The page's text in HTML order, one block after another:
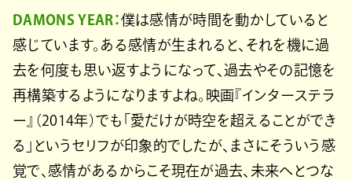
DAMONS YEAR：僕は感情が時間を動かしていると
感じています。ある感情が生まれると、それを機に過
去を何度も思い返すようになって、過去やその記憶を
再構築するようになりますよね。映画『インターステラ
ー』（2014年）でも「愛だけが時空を超えることができ
る」というセリフが印象的でしたが、まさにそういう感
覚で、感情があるからこそ現在が過去、未来へとつな